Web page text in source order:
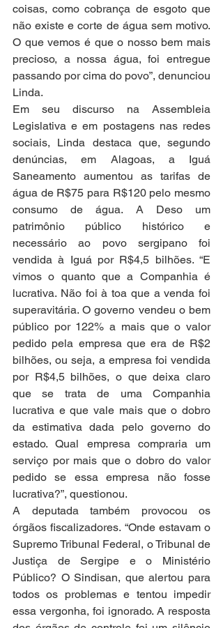
coisas, como cobrança de esgoto que
não existe e corte de água sem motivo.
O que vemos é que o nosso bem mais
precioso, a nossa água, foi entregue
passando por cima do povo”, denunciou
Linda.
Em seu discurso na Assembleia
Legislativa e em postagens nas redes
sociais, Linda destaca que, segundo
denúncias, em Alagoas, a Iguá
Saneamento aumentou as tarifas de
água de R$75 para R$120 pelo mesmo
consumo de água. A Deso um
patrimônio público histórico e
necessário ao povo sergipano foi
vendida à Iguá por R$4,5 bilhões. “E
vimos o quanto que a Companhia é
lucrativa. Não foi à toa que a venda foi
superavitária. O governo vendeu o bem
público por 122% a mais que o valor
pedido pela empresa que era de R$2
bilhões, ou seja, a empresa foi vendida
por R$4,5 bilhões, o que deixa claro
que se trata de uma Companhia
lucrativa e que vale mais que o dobro
da estimativa dada pelo governo do
estado. Qual empresa compraria um
serviço por mais que o dobro do valor
pedido se essa empresa não fosse
lucrativa?”, questionou.
A deputada também provocou os
órgãos fiscalizadores. “Onde estavam o
Supremo Tribunal Federal, o Tribunal de
Justiça de Sergipe e o Ministério
Público? O Sindisan, que alertou para
todos os problemas e tentou impedir
essa vergonha, foi ignorado. A resposta